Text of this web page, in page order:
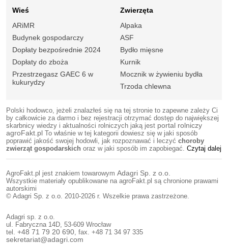
Wieś
ARiMR
Budynek gospodarczy
Dopłaty bezpośrednie 2024
Dopłaty do zboża
Przestrzegasz GAEC 6 w
kukurydzy
Zwierzęta
Alpaka
ASF
Bydło mięsne
Kurnik
Mocznik w żywieniu bydła
Trzoda chlewna
Polski hodowco, jeżeli znalazłeś się na tej stronie to zapewne zależy Ci
by całkowicie za darmo i bez rejestracji otrzymać dostęp do największej
skarbnicy wiedzy i aktualności rolniczych jaką jest portal rolniczy
agroFakt.pl To właśnie w tej kategorii dowiesz się w jaki sposób
poprawić jakość swojej hodowli, jak rozpoznawać i leczyć choroby
zwierząt gospodarskich oraz w jaki sposób im zapobiegać. Czytaj dalej
AgroFakt.pl jest znakiem towarowym Adagri Sp. z o.o.
Wszystkie materiały opublikowane na agroFakt.pl są chronione prawami
autorskimi
© Adagri Sp. z o.o. 2010-2026 r. Wszelkie prawa zastrzeżone.
Adagri sp. z o.o.
ul. Fabryczna 14D, 53-609 Wrocław
tel. +48 71 79 20 690 , fax. +48 71 34 97 335
sekretariat@adagri.com